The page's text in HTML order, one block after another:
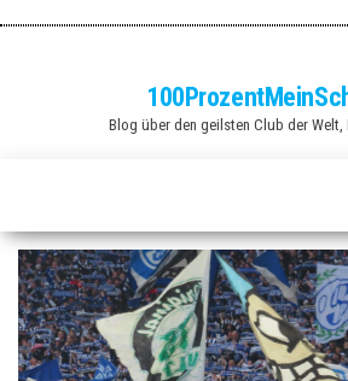
Blog über den geilsten Club der Welt,